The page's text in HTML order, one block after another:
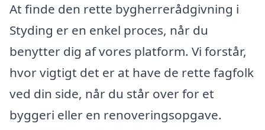
At finde den rette bygherrerådgivning i
Styding er en enkel proces, når du
benytter dig af vores platform. Vi forstår,
hvor vigtigt det er at have de rette fagfolk
ved din side, når du står over for et
byggeri eller en renoveringsopgave.